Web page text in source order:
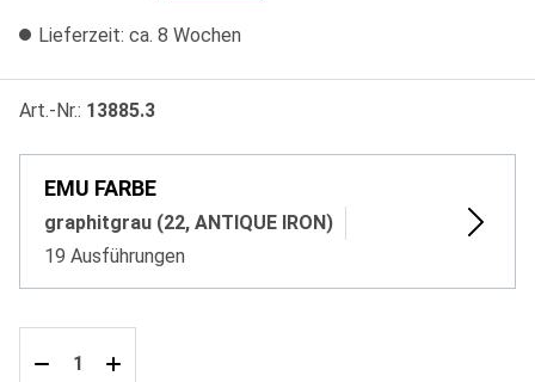
Lieferzeit: ca. 8 Wochen
Art.-Nr.: 13885.3
EMU FARBE
graphitgrau (22, ANTIQUE IRON)
19 Ausführungen